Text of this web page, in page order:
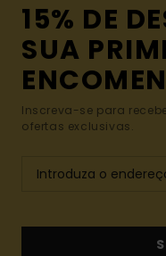
15% DE
SUA
Inscreva-se para
ofertas exclusivas.